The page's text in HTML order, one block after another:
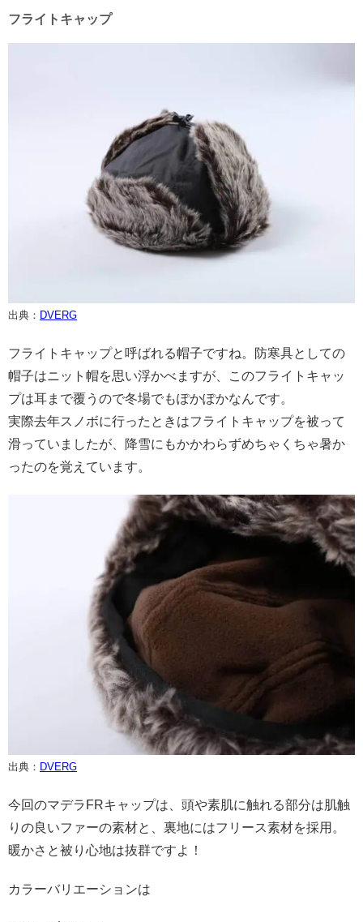
フライトキャップ
出典： DVERG
フライトキャップと呼ばれる帽子ですね。防寒具としての
帽子はニット帽を思い浮かべますが、このフライトキャッ
プは耳まで覆うので冬場でもぽかぽかなんです。
実際去年スノボに行ったときはフライトキャップを被って
滑っていましたが、降雪にもかかわらずめちゃくちゃ暑か
ったのを覚えています。
出典： DVERG
今回のマデラFRキャップは、頭や素肌に触れる部分は肌触
りの良いファーの素材と、裏地にはフリース素材を採用。
暖かさと被り心地は抜群ですよ！
カラーバリエーションは